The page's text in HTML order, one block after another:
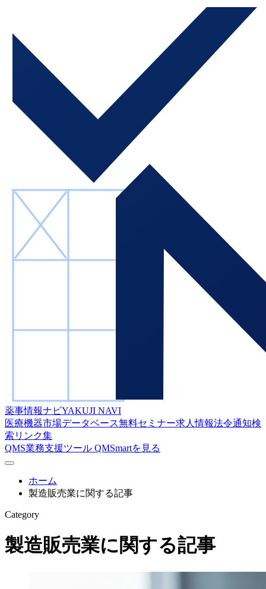
薬事情報ナビYAKUJI NAVI
医療機器市場データベース無料セミナー求人情報法令通知検
索 リンク集
QMS業務支援ツール QMSmartを見る
ホーム
製造販売業に関する記事
Category
製造販売業に関する記事